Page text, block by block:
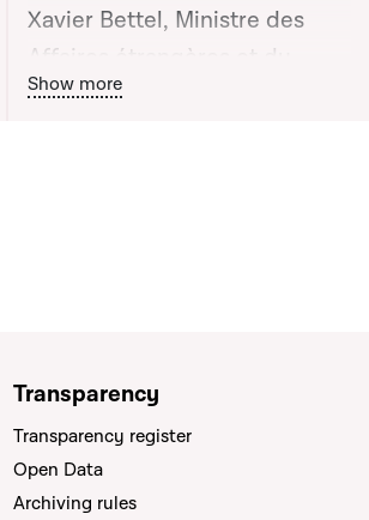
Xavier Bettel, Ministre des
Affaires étrangères et du
Commerce extérieur apportée
Bouton graphique servant à
Show more
Transparency
Transparency register
Open Data
Archiving rules